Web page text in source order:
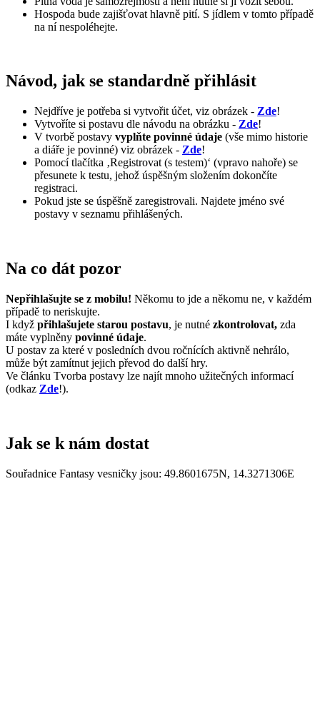
Hospoda bude zajišťovat hlavně pití. S jídlem v tomto případě
na ní nespoléhejte.
Návod, jak se standardně přihlásit
Nejdříve je potřeba si vytvořit účet, viz obrázek - Zde!
Vytvoříte si postavu dle návodu na obrázku - Zde!
V tvorbě postavy vyplňte povinné údaje (vše mimo historie
a diáře je povinné) viz obrázek - Zde!
Pomocí tlačítka ‚Registrovat (s testem)‘ (vpravo nahoře) se
přesunete k testu, jehož úspěšným složením dokončíte
registraci.
Pokud jste se úspěšně zaregistrovali. Najdete jméno své
postavy v seznamu přihlášených.
Na co dát pozor
Nepřihlašujte se z mobilu! Někomu to jde a někomu ne, v každém
případě to neriskujte.
I když přihlašujete starou postavu, je nutné zkontrolovat, zda
máte vyplněny povinné údaje.
U postav za které v posledních dvou ročnících aktivně nehrálo,
může být zamítnut jejich převod do další hry.
Ve článku Tvorba postavy lze najít mnoho užitečných informací
(odkaz Zde!).
Jak se k nám dostat
Souřadnice Fantasy vesničky jsou: 49.8601675N, 14.3271306E